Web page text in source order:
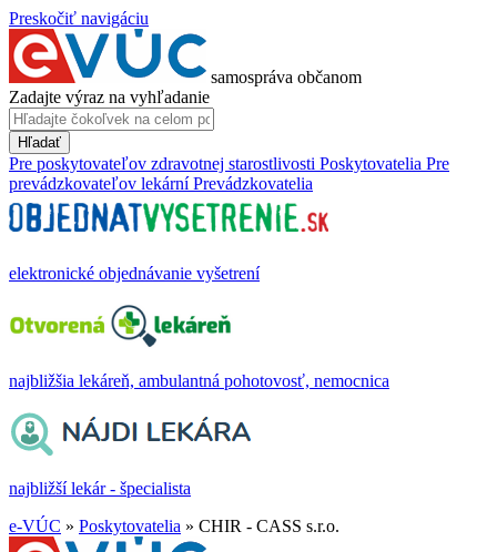
Preskočiť navigáciu
samospráva občanom
Zadajte výraz na vyhľadanie
Hľadať
Pre poskytovateľov zdravotnej starostlivosti Poskytovatelia Pre
prevádzkovateľov lekární Prevádzkovatelia
elektronické objednávanie vyšetrení
najbližšia lekáreň, ambulantná pohotovosť, nemocnica
najbližší lekár - špecialista
e-VÚC » Poskytovatelia » CHIR - CASS s.r.o.